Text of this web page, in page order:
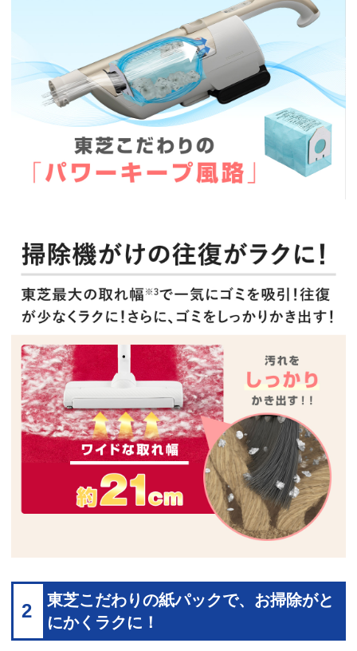
2
東芝こだわりの紙パックで、お掃除がと
にかくラクに！